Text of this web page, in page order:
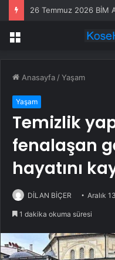
Menü
Anasayfa /Yaşam
Yaşam
Temizlik
fenalaşan
hayatını
DİLAN BİÇER Aralık
1 dakika okuma süresi